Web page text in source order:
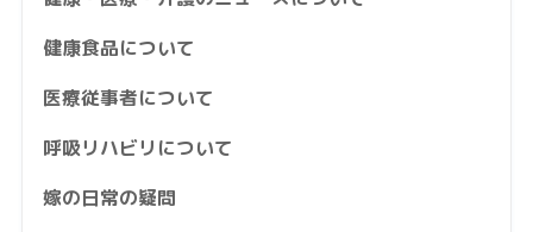
健康食品について
医療従事者について
呼吸リハビリについて
嫁の日常の疑問